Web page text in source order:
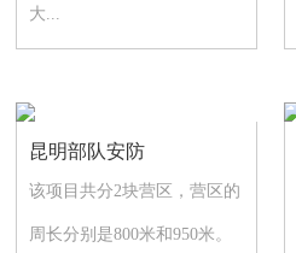
大...
昆明部队安防
该项目共分2块营区，营区的
周长分别是800米和950米。